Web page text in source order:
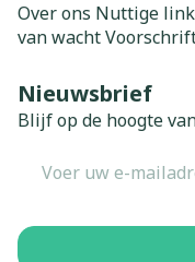
Over ons Nuttige
van wacht
Nieuwsbrief
Blijf op de hoogte